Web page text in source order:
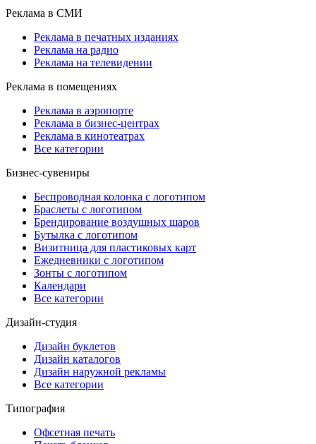
Реклама в СМИ
Реклама в печатных изданиях
Реклама на радио
Реклама на телевидении
Реклама в помещениях
Реклама в аэропорте
Реклама в бизнес-центрах
Реклама в кинотеатрах
Все категории
Бизнес-сувениры
Беспроводная колонка с логотипом
Браслеты с логотипом
Брендирование воздушных шаров
Бутылка с логотипом
Визитница для пластиковых карт
Ежедневники с логотипом
Зонты с логотипом
Календари
Все категории
Дизайн-студия
Дизайн буклетов
Дизайн каталогов
Дизайн наружной рекламы
Все категории
Типография
Офсетная печать